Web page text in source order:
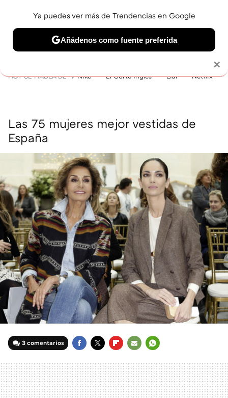
BELLEZA SHOPPING VIAJES GASTRO SNEAKERS
HOY SE HABLA DE Nike El Corte Inglés Lidl Netflix
Las 75 mujeres mejor vestidas de
España
3 comentarios
MAIL
×
Ya puedes ver más de Trendencias en Google
Añádenos como fuente preferida